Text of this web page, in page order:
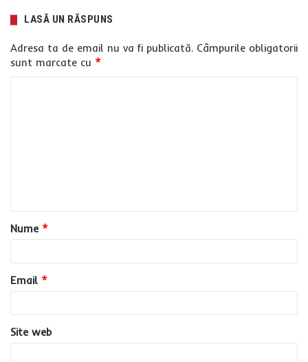
LASĂ UN RĂSPUNS
Adresa ta de email nu va fi publicată. Câmpurile obligatorii
sunt marcate cu *
a
r
u
*
Nume *
Email *
Site web